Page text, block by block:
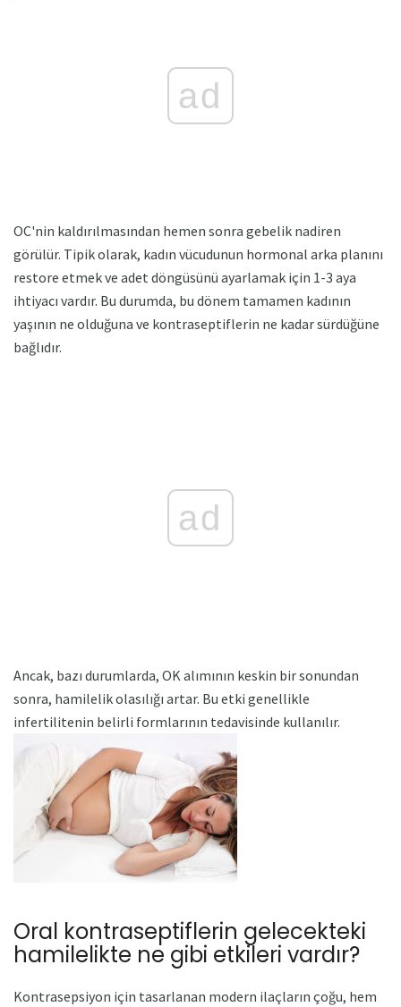
ad
OC'nin kaldırılmasından hemen sonra gebelik nadiren
görülür. Tipik olarak, kadın vücudunun hormonal arka planını
restore etmek ve adet döngüsünü ayarlamak için 1-3 aya
ihtiyacı vardır. Bu durumda, bu dönem tamamen kadının
yaşının ne olduğuna ve kontraseptiflerin ne kadar sürdüğüne
bağlıdır.
ad
Ancak, bazı durumlarda, OK alımının keskin bir sonundan
sonra, hamilelik olasılığı artar. Bu etki genellikle
infertilitenin belirli formlarının tedavisinde kullanılır.
Oral kontraseptiflerin gelecekteki
hamilelikte ne gibi etkileri vardır?
Kontrasepsiyon için tasarlanan modern ilaçların çoğu, hem